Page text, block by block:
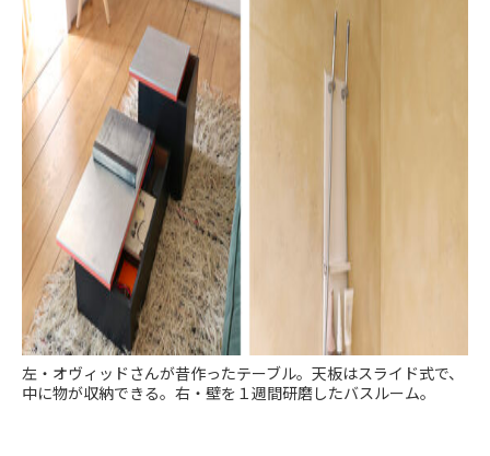
左・オヴィッドさんが昔作ったテーブル。天板はスライド式で、
中に物が収納できる。右・壁を１週間研磨したバスルーム。